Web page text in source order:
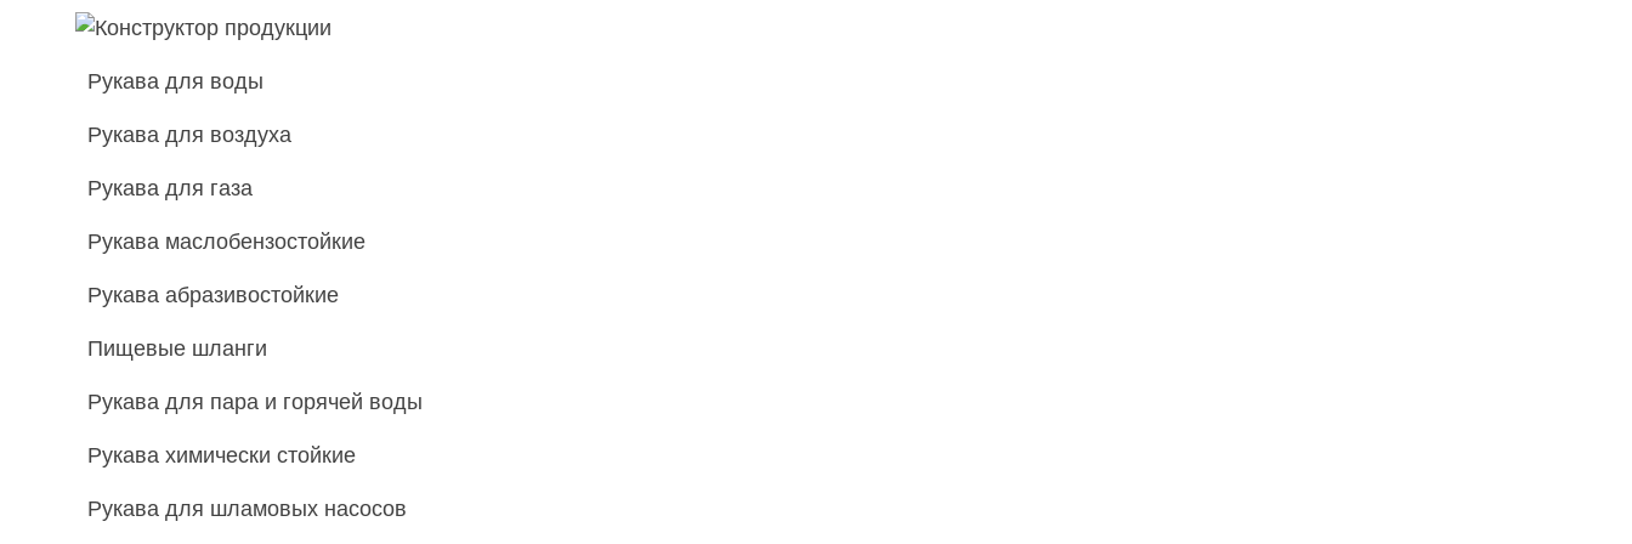
Рукава для воды
Рукава для воздуха
Рукава для газа
Рукава маслобензостойкие
Рукава абразивостойкие
Пищевые шланги
Рукава для пара и горячей воды
Рукава химически стойкие
Рукава для шламовых насосов